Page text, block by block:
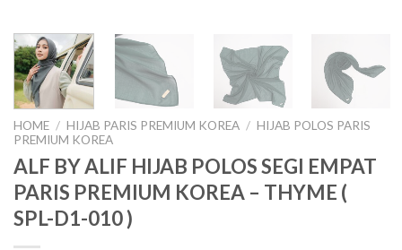
HOME / HIJAB PARIS PREMIUM KOREA / HIJAB POLOS PARIS
PREMIUM KOREA
ALF BY ALIF HIJAB POLOS SEGI EMPAT
PARIS PREMIUM KOREA – THYME (
SPL-D1-010 )